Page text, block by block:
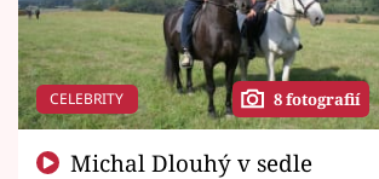
CELEBRITY 8 fotografií